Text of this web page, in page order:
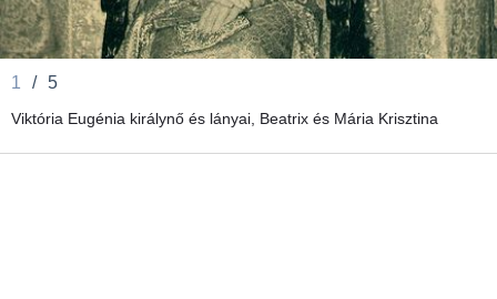
1 / 5
Viktória Eugénia királynő és lányai, Beatrix és Mária Krisztina